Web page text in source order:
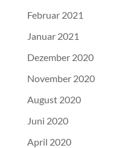
Februar 2021
Januar 2021
Dezember 2020
November 2020
August 2020
Juni 2020
April 2020